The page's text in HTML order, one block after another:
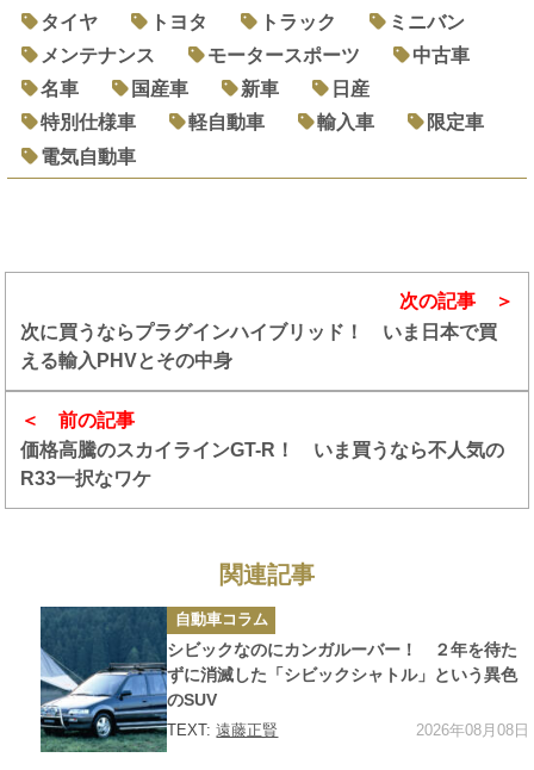
タイヤ
トヨタ トラック
ミニバン
メンテナンス
モータースポーツ
中古車
名車
国産車 新車
日産
特別仕様車
軽自動車 輸入車
限定車
電気自動車
前の記事
価格高騰のスカイラインGT-R！ いま買うなら不人気の
R33一択なワケ
次の記事
次に買うならプラグインハイブリッド！ いま日本で買
える輸入PHVとその中身
関連記事
カ
テ
ゴ
リ
ー
自動車コラム
シビックなのにカンガルーバー！ ２年を待た
ずに消滅した「シビックシャトル」という異色
のSUV
TEXT:遠藤正賢 2026年08月08日